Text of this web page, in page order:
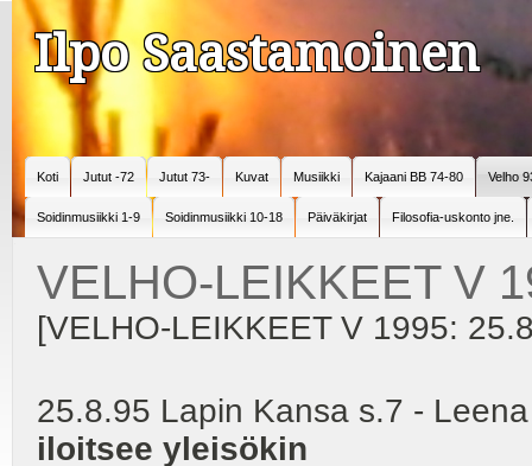
Ilpo Saastamoinen
Koti Jutut -72 Jutut 73- Kuvat Musiikki Kajaani BB 74-80 Velho
Soidinmusiikki 1-9 Soidinmusiikki 10-18 Päiväkirjat Filosofia-uskonto jne.
VELHO-LEIKKEET V
[VELHO-LEIKKEET V 1995:
25.8.95 Lapin Kansa s.7 -
iloitsee yleisökin